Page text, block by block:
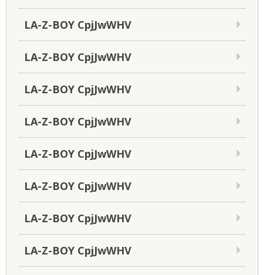
LA-Z-BOY CpjJwWHV
LA-Z-BOY CpjJwWHV
LA-Z-BOY CpjJwWHV
LA-Z-BOY CpjJwWHV
LA-Z-BOY CpjJwWHV
LA-Z-BOY CpjJwWHV
LA-Z-BOY CpjJwWHV
LA-Z-BOY CpjJwWHV